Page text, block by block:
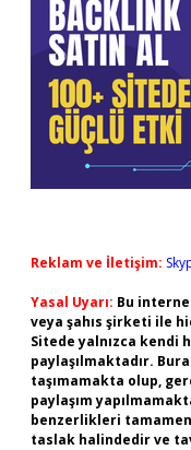
Reklam ve İletişim:
Yasal Uyarı: Bu
veya şahıs şirketi ile
Sitede yalnızca kendi
paylaşılmaktadır.
taşımamakta olup,
paylaşım
benzerlikleri
taslak halindedir ve